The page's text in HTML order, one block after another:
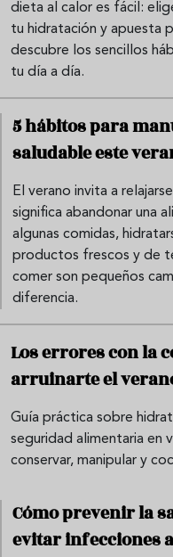
dieta al calor es fácil:
tu hidratación y apuesta
descubre los sencillos
tu día a día.
5 hábitos para
saludable este
El verano invita a
significa abandonar una
algunas comidas,
productos frescos y de
comer son pequeños
diferencia.
Los errores con la
arruinarte el
Guía práctica sobre
seguridad alimentaria en
conservar, manipular y
Cómo prevenir la
evitar infecciones